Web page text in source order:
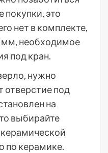
покупки, это
нет в комплекте,
мм, необходимое
под кран.
нужно
отверстие под
на
выбирайте
по керамике.